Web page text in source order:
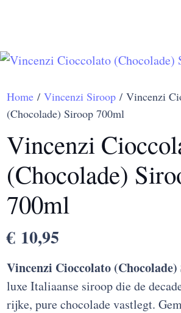
Home /Vincenzi Siroop / Vincenzi
(Chocolade) Siroop 700ml
Vincenzi
(Chocolade)
700ml
€ 10,95
Vincenzi Cioccolato
luxe Italiaanse siroop die de
rijke, pure chocolade vastlegt.